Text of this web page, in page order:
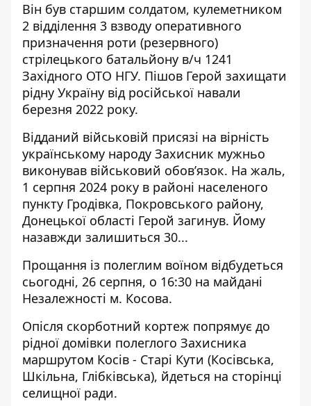
Він був старшим солдатом, кулеметником
2 відділення 3 взводу оперативного
призначення роти (резервного)
стрілецького батальйону в/ч 1241
Західного ОТО НГУ. Пішов Герой захищати
рідну Україну від російської навали
березня 2022 року.
Відданий військовій присязі на вірність
українському народу Захисник мужньо
виконував військовий обов’язок. На жаль,
1 серпня 2024 року в районі населеного
пункту Гродівка, Покровського району,
Донецької області Герой загинув. Йому
назавжди залишиться 30...
Прощання із полеглим воїном відбудеться
сьогодні, 26 серпня, о 16:30 на майдані
Незалежності м. Косова.
Опісля скорботний кортеж попрямує до
рідної домівки полеглого Захисника
маршрутом Косів - Старі Кути (Косівська,
Шкільна, Глібківська), йдеться на сторінці
селищної ради.